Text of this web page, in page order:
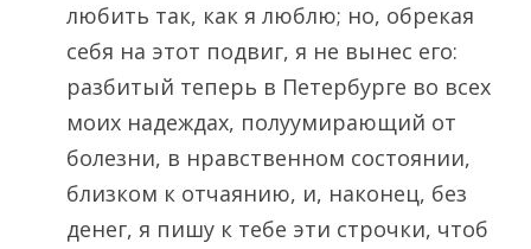
любить так, как я люблю; но, обрекая
себя на этот подвиг, я не вынес его:
разбитый теперь в Петербурге во всех
моих надеждах, полуумирающий от
болезни, в нравственном состоянии,
близком к отчаянию, и, наконец, без
денег, я пишу к тебе эти строчки, чтоб